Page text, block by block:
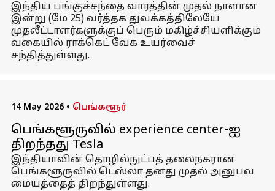
இந்திய பங்குச்சந்தை வாரத்தின் முதல் நாளான
இன்று (மே 25) வர்த்தக துவக்கத்திலேயே
முதலீட்டாளர்களுக்குப் பெரும் மகிழ்ச்சியளிக்கும்
வகையில் ராக்கெட் வேக உயர்வைச்
சந்தித்துள்ளது.
14 May 2026 • பெங்களூர்
பெங்களூருவில் experience center-ஐ
திறந்தது Tesla
இந்தியாவின் தொழில்நுட்பத் தலைநகரான
பெங்களூருவில் டெஸ்லா தனது முதல் அனுபவ
மையத்தைத் திறந்துள்ளது.